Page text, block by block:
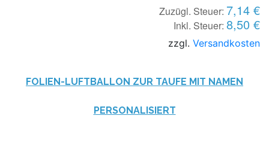
Zuzügl. Steuer: 7,14 €
Inkl. Steuer: 8,50 €
zzgl. Versandkosten
FOLIEN-LUFTBALLON ZUR TAUFE MIT NAMEN
PERSONALISIERT